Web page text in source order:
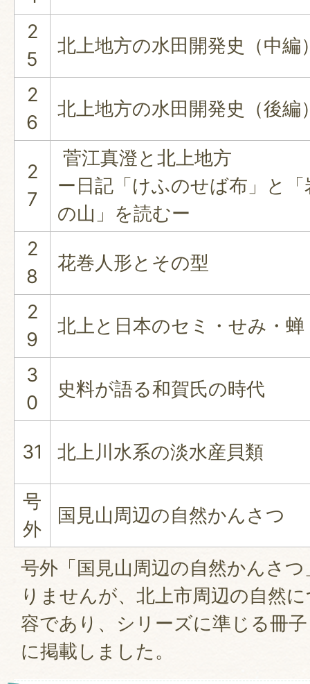
2
5
北上地方の水田開発史（中編
2
6
北上地方の水田開発史（後編
2
7
菅江真澄と北上地方
ー日記「けふのせば布」と「
の山」を読むー
2
8
花巻人形とその型
2
9
北上と日本のセミ・せみ・蝉
3
0
史料が語る和賀氏の時代
31 北上川水系の淡水産貝類
号
外
国見山周辺の自然かんさつ
号外「国見山周辺の自然かんさ
りませんが、北上市周辺の自然
容であり、シリーズに準じる冊
に掲載しました。